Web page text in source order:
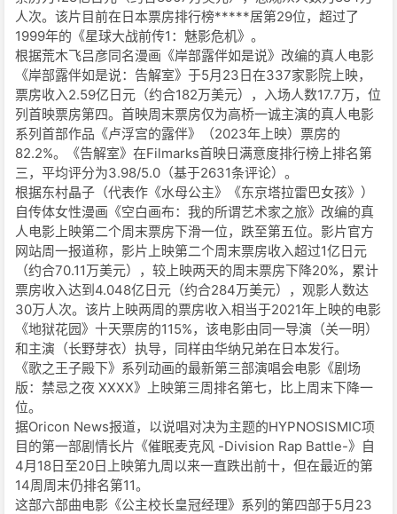
人次。该片目前在日本票房排行榜*****居第29位，超过了
1999年的《星球大战前传1：魅影危机》。
根据荒木飞吕彦同名漫画《岸部露伴如是说》改编的真人电影
《岸部露伴如是说：告解室》于5月23日在337家影院上映，
票房收入2.59亿日元（约合182万美元），入场人数17.7万，位
列首映票房第四。首映周末票房仅为高桥一诚主演的真人电影
系列首部作品《卢浮宫的露伴》（2023年上映）票房的
82.2%。《告解室》在Filmarks首映日满意度排行榜上排名第
三，平均评分为3.98/5.0（基于2631条评论）。
根据东村晶子（代表作《水母公主》《东京塔拉雷巴女孩》）
自传体女性漫画《空白画布：我的所谓艺术家之旅》改编的真
人电影上映第二个周末票房下滑一位，跌至第五位。影片官方
网站周一报道称，影片上映第二个周末票房收入超过1亿日元
（约合70.11万美元），较上映两天的周末票房下降20%，累计
票房收入达到4.048亿日元（约合284万美元），观影人数达
30万人次。该片上映两周的票房收入相当于2021年上映的电影
《地狱花园》十天票房的115%，该电影由同一导演（关一明）
和主演（长野芽衣）执导，同样由华纳兄弟在日本发行。
《歌之王子殿下》系列动画的最新第三部演唱会电影《剧场
版：禁忌之夜 XXXX》上映第三周排名第七，比上周末下降一
位。
据Oricon News报道，以说唱对决为主题的HYPNOSISMIC项
目的第一部剧情长片《催眠麦克风 -Division Rap Battle-》自
4月18日至20日上映第九周以来一直跌出前十，但在最近的第
14周周末仍排名第11。
这部六部曲电影《公主校长皇冠经理》系列的第四部于5月23